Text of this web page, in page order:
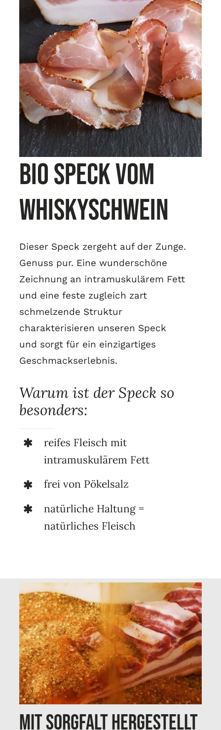
Bio speck vom
Whiskyschwein
Dieser Speck zergeht auf der Zunge.
Genuss pur. Eine wunderschöne
Zeichnung an intramuskulärem Fett
und eine feste zugleich zart
schmelzende Struktur
charakterisieren unseren Speck
und sorgt für ein einzigartiges
Geschmackserlebnis.
Warum ist der Speck so
besonders:
reifes Fleisch mit
intramuskulärem Fett
frei von Pökelsalz
natürliche Haltung =
natürliches Fleisch
mit sorgfalt hergestellt